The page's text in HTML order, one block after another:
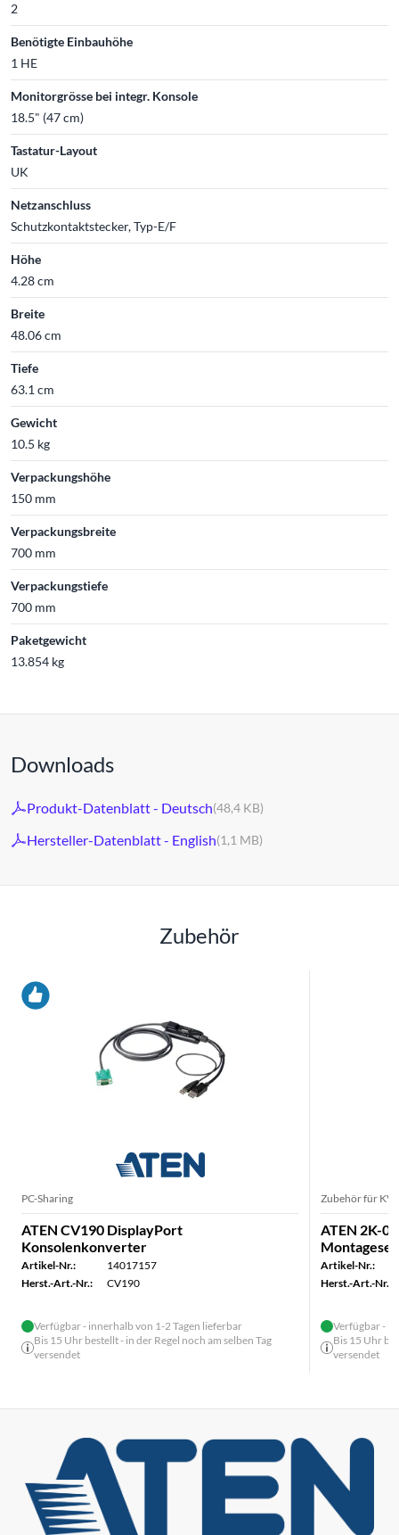
2
Benötigte Einbauhöhe
1 HE
Monitorgrösse bei integr. Konsole
18.5" (47 cm)
Tastatur-Layout
UK
Netzanschluss
Schutzkontaktstecker, Typ-E/F
Höhe
4.28 cm
Breite
48.06 cm
Tiefe
63.1 cm
Gewicht
10.5 kg
Verpackungshöhe
150 mm
Verpackungsbreite
700 mm
Verpackungstiefe
700 mm
Paketgewicht
13.854 kg
Downloads
Produkt-Datenblatt - Deutsch(48,4 KB)
Hersteller-Datenblatt - English(1,1 MB)
Zubehör
PC-Sharing
ATEN CV190 DisplayPort
Konsolenkonverter
Artikel-Nr.:
14017157
Herst.-Art.-Nr.:
CV190
Verfügbar - innerhalb von 1-2 Tagen lieferbar
Bis 15 Uhr bestellt - in der Regel noch am selben Tag
versendet
Zubehör für
ATEN 2K-
Artikel-Nr.:
Herst.-Art.-Nr.:
Verfügbar -
Bis 15 Uhr
versendet